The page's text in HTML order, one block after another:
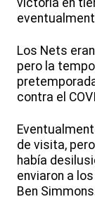
Los Nets
pero la
contra el
de visita,
había
enviaron a
Ben